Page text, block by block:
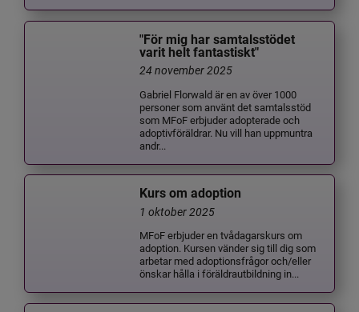
"För mig har samtalsstödet
varit helt fantastiskt"
24 november 2025
Gabriel Florwald är en av över 1000
personer som använt det samtalsstöd
som MFoF erbjuder adopterade och
adoptivföräldrar. Nu vill han uppmuntra
andr...
Kurs om adoption
1 oktober 2025
MFoF erbjuder en tvådagarskurs om
adoption. Kursen vänder sig till dig som
arbetar med adoptionsfrågor och/eller
önskar hålla i föräldrautbildning in...